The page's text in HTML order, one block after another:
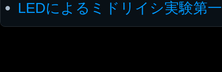
LEDによるミドリイシ実験第